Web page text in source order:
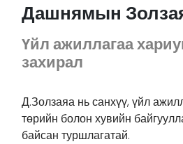
Дашнямын
Үйл ажиллагаа
захирал
Д.Золзаяа нь санхүү, үйл
төрийн болон хувийн
байсан туршлагатай.